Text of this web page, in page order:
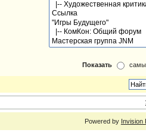
Показать
Powered by Invision